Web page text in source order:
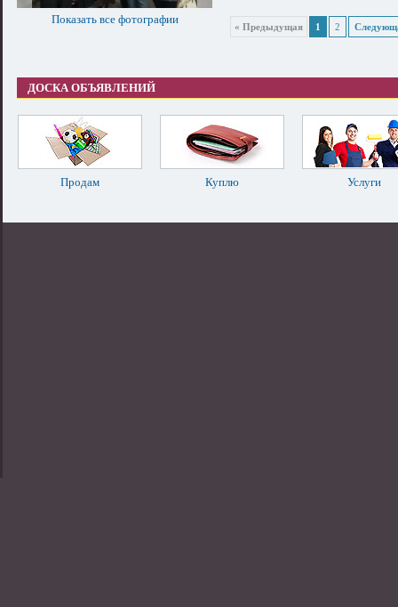
Показать все фотографии
« Предыдущая 1 2
ДОСКА ОБЪЯВЛЕНИЙ
Продам Куплю Услуги